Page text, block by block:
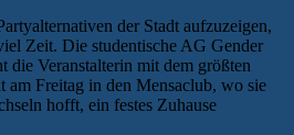
der Stadt aufzuzeigen,
Zeit. Die studentische AG Gender
die Veranstalterin mit dem größten
am Freitag in den Mensaclub, wo sie
hofft, ein festes Zuhause